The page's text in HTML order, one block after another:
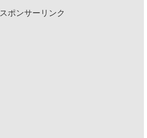
スポンサーリンク